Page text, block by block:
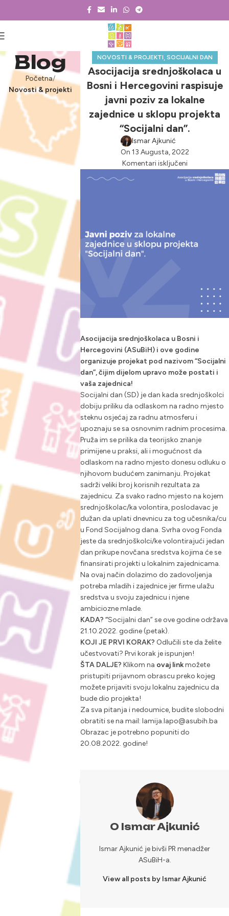
Blog
Početna
Novosti & projekti
NOVOSTI & PROJEKTI, SOCIJALNI DAN
Asocijacija srednjoškolaca u
Bosni i Hercegovini raspisuje
javni poziv za lokalne
zajednice u sklopu projekta
“Socijalni dan”.
Ismar Ajkunić
On 13 Augusta, 2022
Komentari isključeni
Asocijacija srednjoškolaca u Bosni i
Hercegovini (ASuBiH) i ove godine
organizuje projekat pod nazivom “Socijalni
dan”, čijim dijelom upravo može postati i
vaša zajednica!
Socijalni dan (SD) je dan kada srednjoškolci
dobiju priliku da odlaskom na radno mjesto
steknu osjećaj za radnu atmosferu i
upoznaju se sa osnovnim radnim procesima.
Pruža im se prilika da teorijsko znanje
primijene u praksi, ali i mogućnost da
odlaskom na radno mjesto donesu odluku o
njihovom budućem zanimanju. Projekat
sadrži veliki broj korisnih rezultata za
zajednicu. Za svako radno mjesto na kojem
srednjoškolac/ka volontira, poslodavac je
dužan da uplati dnevnicu za tog učesnika/cu
u Fond Socijalnog dana. Svrha ovog Fonda
jeste da srednjoškolci/ke volontirajući jedan
dan prikupe novčana sredstva kojima će se
finansirati projekti u lokalnim zajednicama.
Na ovaj način dolazimo do zadovoljenja
potreba mladih i zajednice jer firme ulažu
sredstva u svoju zajednicu i njene
ambiciozne mlade.
KADA? “Socijalni dan” se ove godine održava
21.10.2022. godine (petak).
KOJI JE PRVI KORAK? Odlučili ste da želite
učestvovati? Prvi korak je ispunjen!
ŠTA DALJE?Klikom na ovaj link možete
pristupiti prijavnom obrascu preko kojeg
možete prijaviti svoju lokalnu zajednicu da
bude dio projekta!
Za sva pitanja i nedoumice, budite slobodni
obratiti se na mail: lamija.lapo@asubih.ba
Obrazac je potrebno popuniti do
20.08.2022. godine!
O Ismar Ajkunić
Ismar Ajkunić je bivši PR menadžer
ASuBiH-a.
View all posts by Ismar Ajkunić